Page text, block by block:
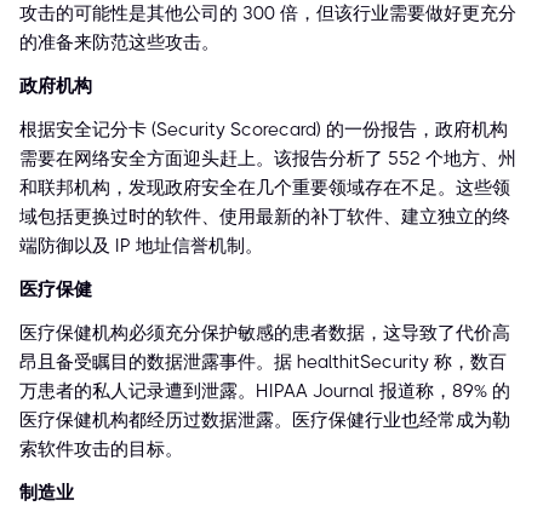
攻击的可能性是其他公司的 300 倍，但该行业需要做好更充分
的准备来防范这些攻击。
政府机构
根据安全记分卡 (Security Scorecard) 的一份报告，政府机构
需要在网络安全方面迎头赶上。该报告分析了 552 个地方、州
和联邦机构，发现政府安全在几个重要领域存在不足。这些领
域包括更换过时的软件、使用最新的补丁软件、建立独立的终
端防御以及 IP 地址信誉机制。
医疗保健
医疗保健机构必须充分保护敏感的患者数据，这导致了代价高
昂且备受瞩目的数据泄露事件。据 healthitSecurity 称，数百
万患者的私人记录遭到泄露。HIPAA Journal 报道称，89% 的
医疗保健机构都经历过数据泄露。医疗保健行业也经常成为勒
索软件攻击的目标。
制造业